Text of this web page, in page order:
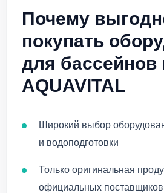
Почему
покупать
для бассейнов
AQUAVITAL
Широкий выбор
и водоподготовки
Только оригинальная
официальных поставщиков